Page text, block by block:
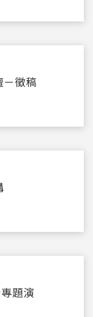
－徵稿
題演